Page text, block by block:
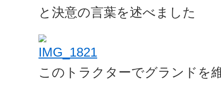
と決意の言葉を述べました
このトラクターでグランドを